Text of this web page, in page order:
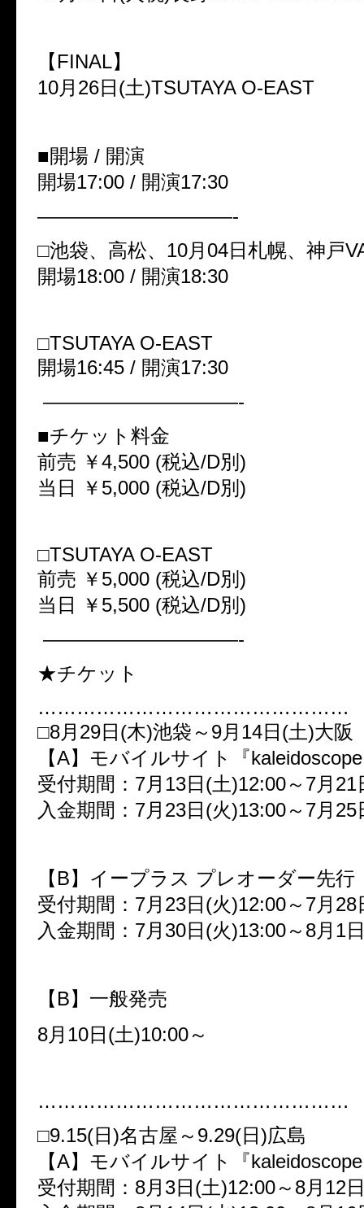
【 FINAL】
10月 26日 (土)TSUTAYA O-EAST
■開場 / 開演
開場17:00 / 開演17:30
——————————-
□池袋、高松、 10月 04日札幌、神戸
開場18:00 / 開演18:30
□TSUTAYA O-EAST
開場16:45 / 開演17:30
——————————-
■チケット料金
前売 ￥4,500 (税込/D別 )
当日 ￥ 5,000 (税込/D別 )
□TSUTAYA O-EAST
前売 ￥ 5,000 (税込/D別 )
当日 ￥ 5,500 (税込/D別 )
——————————-
★チケット
…………………………………………
□8月 29日 (木)池袋～ 9月 14日 (土)大阪
【A】モバイルサイト『kaleidoscope
受付期間： 7月 13日 (土)12:00～ 7月 21
入金期間： 7月 23日 (火)13:00～ 7月 25
【 B】イープラス プレオーダー先行
受付期間： 7月 23日 (火)12:00～ 7月 28
入金期間： 7月 30日 (火)13:00～ 8月 1
【 B】一般発売
8月 10日 (土)10:00～
…………………………………………
□9.15(日 )名古屋～ 9.29(日 )広島
【A】モバイルサイト『kaleidoscope
受付期間： 8月 3日 (土)12:00～ 8月 12